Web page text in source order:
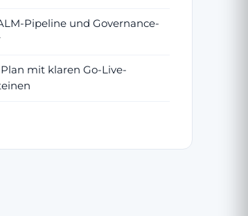
Pipeline und Governance-
mit klaren Go-Live-